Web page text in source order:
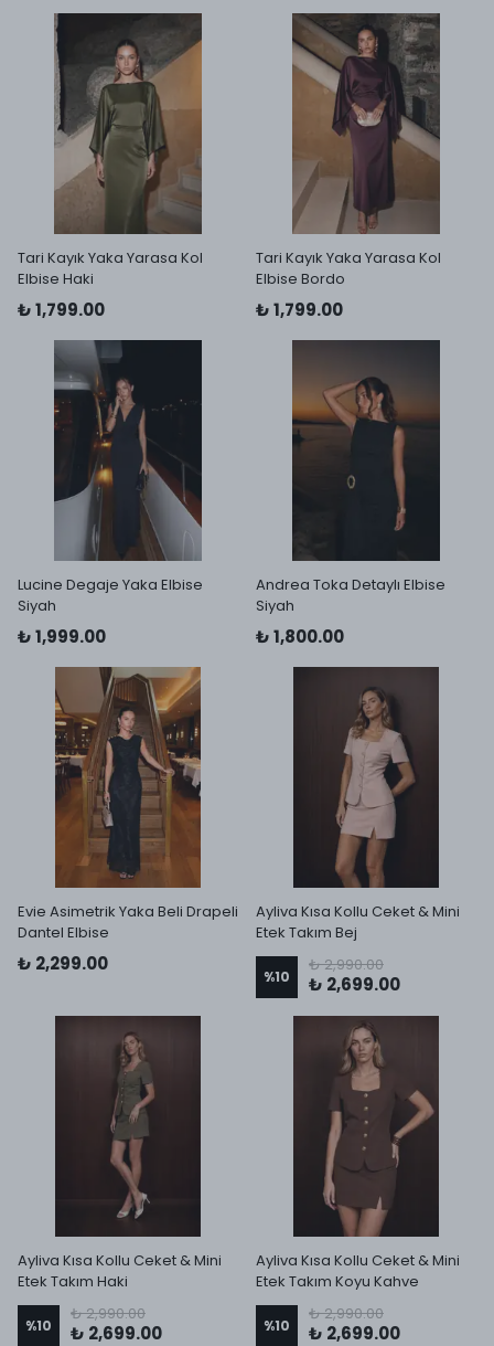
Tari Kayık Yaka Yarasa Kol
Elbise Haki
₺ 1,799.00
Tari Kayık Yaka Yarasa Kol
Elbise Bordo
₺ 1,799.00
Lucine Degaje Yaka Elbise
Siyah
₺ 1,999.00
Andrea Toka Detaylı Elbise
Siyah
₺ 1,800.00
Evie Asimetrik Yaka Beli Drapeli
Dantel Elbise
₺ 2,299.00
Ayliva Kısa Kollu Ceket & Mini
Etek Takım Bej
%10
₺ 2,990.00
₺ 2,699.00
Ayliva Kısa Kollu Ceket & Mini
Etek Takım Haki
%10
₺ 2,990.00
₺ 2,699.00
Ayliva Kısa Kollu Ceket & Mini
Etek Takım Koyu Kahve
%10
₺ 2,990.00
₺ 2,699.00